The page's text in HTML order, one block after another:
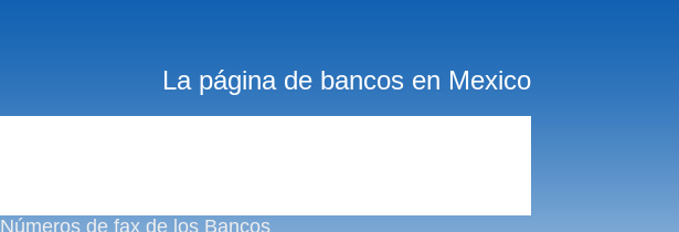
La página de bancos en Mexico
Números de fax de los Bancos